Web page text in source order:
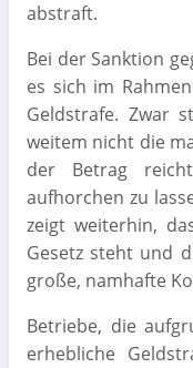
abstraft.
Bei der Sanktion
es sich im
Geldstrafe. Zwar
weitem nicht die
der Betrag
aufhorchen zu
zeigt weiterhin,
Gesetz steht und
große, namhafte
Betriebe, die
erhebliche